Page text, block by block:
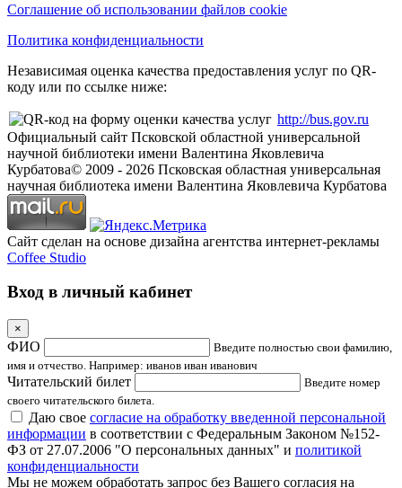
Соглашение об использовании файлов cookie
Политика конфиденциальности
Независимая оценка качества предоставления услуг по QR-
коду или по ссылке ниже:
http://bus.gov.ru
Официальный сайт Псковской областной универсальной
научной библиотеки имени Валентина Яковлевича
Курбатова© 2009 - 2026 Псковская областная универсальная
научная библиотека имени Валентина Яковлевича Курбатова
Сайт сделан на основе дизайна агентства интернет-рекламы
Coffee Studio
Вход в личный кабинет
×
ФИО
Введите полностью свои фамилию,
имя и отчество. Например: иванов иван иванович
Читательский билет
Введите номер
своего читательского билета.
Даю свое согласие на обработку введенной персональной
информации в соответствии с Федеральным Законом №152-
ФЗ от 27.07.2006 "О персональных данных" и политикой
конфиденциальности
Мы не можем обработать запрос без Вашего согласия на